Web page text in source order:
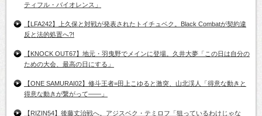
ティフル・バイオレンス」
【LFA242】上久保と対戦が発表されたトイチュベク。Black Combatが契約違
反と法的処置へ?!
【KNOCK OUT67】地元・羽曳野でメインに登場。久井大夢「この日は自分の
ための大会、最高の日にする」
【ONE SAMURAI02】修斗王者=田上こゆると激突、山北渓人「得意な動きと
得意な動きが繋がって――」
【RIZIN54】後藤丈治戦へ。アジスベク・テミロフ「狙っているわけじゃな